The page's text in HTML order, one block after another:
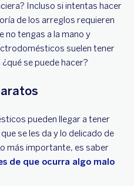
Incluso si intentas hacer
de los arreglos requieren
no tengas a la mano y
suelen tener
se puede hacer?
pueden llegar a tener
se les da y lo delicado de
más importante, es saber
de que ocurra algo malo